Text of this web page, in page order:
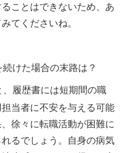
ことはできないため、あ
てくださいね。
けた場合の末路は？
履歴書には短期間の職
当者に不安を与える可能
徐々に転職活動が困難に
るでしょう。自身の病気